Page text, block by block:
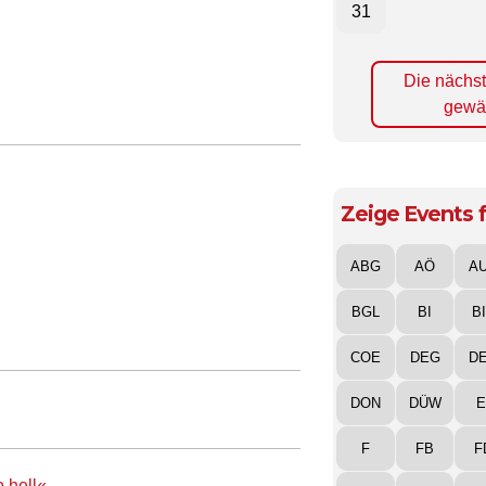
31
Die
Zeige Events
ABG AÖ
BGL BI
COE DEG
DON DÜW
F FB